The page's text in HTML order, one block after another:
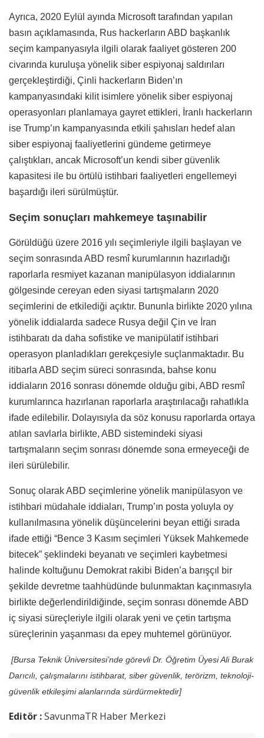
Ayrıca, 2020 Eylül ayında Microsoft tarafından yapılan
basın açıklamasında, Rus hackerların ABD başkanlık
seçim kampanyasıyla ilgili olarak faaliyet gösteren 200
civarında kuruluşa yönelik siber espiyonaj saldırıları
gerçekleştirdiği, Çinli hackerların Biden’ın
kampanyasındaki kilit isimlere yönelik siber espiyonaj
operasyonları planlamaya gayret ettikleri, İranlı hackerların
ise Trump’ın kampanyasında etkili şahısları hedef alan
siber espiyonaj faaliyetlerini gündeme getirmeye
çalıştıkları, ancak Microsoft’un kendi siber güvenlik
kapasitesi ile bu örtülü istihbari faaliyetleri engellemeyi
başardığı ileri sürülmüştür.
Seçim sonuçları mahkemeye taşınabilir
Görüldüğü üzere 2016 yılı seçimleriyle ilgili başlayan ve
seçim sonrasında ABD resmî kurumlarının hazırladığı
raporlarla resmiyet kazanan manipülasyon iddialarının
gölgesinde cereyan eden siyasi tartışmaların 2020
seçimlerini de etkilediği açıktır. Bununla birlikte 2020 yılına
yönelik iddialarda sadece Rusya değil Çin ve İran
istihbaratı da daha sofistike ve manipülatif istihbari
operasyon planladıkları gerekçesiyle suçlanmaktadır. Bu
itibarla ABD seçim süreci sonrasında, bahse konu
iddiaların 2016 sonrası dönemde olduğu gibi, ABD resmî
kurumlarınca hazırlanan raporlarla araştırılacağı rahatlıkla
ifade edilebilir. Dolayısıyla da söz konusu raporlarda ortaya
atılan savlarla birlikte, ABD sistemindeki siyasi
tartışmaların seçim sonrası dönemde sona ermeyeceği de
ileri sürülebilir.
Sonuç olarak ABD seçimlerine yönelik manipülasyon ve
istihbari müdahale iddiaları, Trump’ın posta yoluyla oy
kullanılmasına yönelik düşüncelerini beyan ettiği sırada
ifade ettiği “Bence 3 Kasım seçimleri Yüksek Mahkemede
bitecek” şeklindeki beyanatı ve seçimleri kaybetmesi
halinde koltuğunu Demokrat rakibi Biden’a barışçıl bir
şekilde devretme taahhüdünde bulunmaktan kaçınmasıyla
birlikte değerlendirildiğinde, seçim sonrası dönemde ABD
iç siyasi süreçleriyle ilgili olarak yeni ve çetin tartışma
süreçlerinin yaşanması da epey muhtemel görünüyor.
[Bursa Teknik Üniversitesi’nde görevli Dr. Öğretim Üyesi Ali Burak
Darıcılı, çalışmalarını istihbarat, siber güvenlik, terörizm, teknoloji-
güvenlik etkileşimi alanlarında sürdürmektedir]
Editör :SavunmaTR Haber Merkezi